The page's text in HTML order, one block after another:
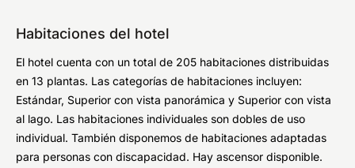
Habitaciones del hotel
El hotel cuenta con un total de 205 habitaciones distribuidas
en 13 plantas. Las categorías de habitaciones incluyen:
Estándar, Superior con vista panorámica y Superior con vista
al lago. Las habitaciones individuales son dobles de uso
individual. También disponemos de habitaciones adaptadas
para personas con discapacidad. Hay ascensor disponible.